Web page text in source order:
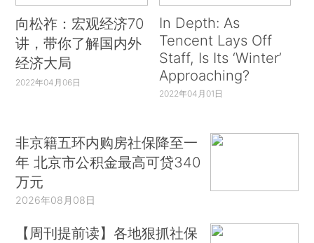
向松祚：宏观经济70
讲，带你了解国内外
经济大局
2022年04月06日
In Depth: As
Tencent Lays Off
Staff, Is Its ‘Winter’
Approaching?
2022年04月01日
非京籍五环内购房社保降至一
年 北京市公积金最高可贷340
万元
2026年08月08日
【周刊提前读】各地狠抓社保